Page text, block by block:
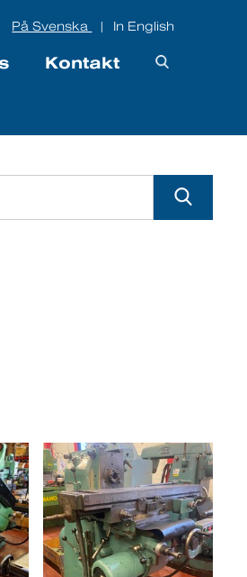
På Svenska In English
Kontakt